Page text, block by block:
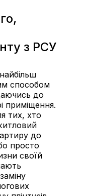
з РСУ
способом
до
приміщення.
тих, хто
до
просто
своїй